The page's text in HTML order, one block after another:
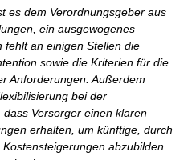
es dem Verordnungsgeber aus
ein ausgewogenes
fehlt an einigen Stellen die
sowie die Kriterien für die
Anforderungen. Außerdem
bei der
Versorger einen klaren
erhalten, um künftige, durch
abzubilden.